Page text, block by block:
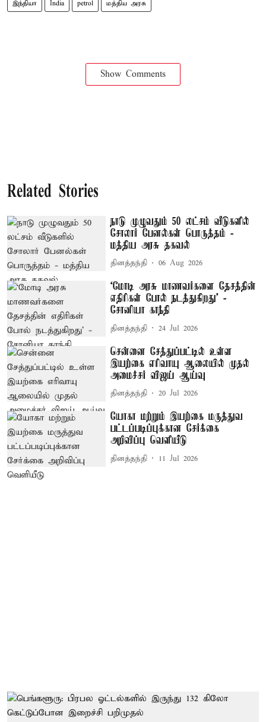
இந்தியா India petrol மத்திய அரசு
Show Comments
Related Stories
நாடு முழுவதும் 50 லட்சம் வீடுகளில்
சோலார் பேனல்கள் பொருத்தம் -
மத்திய அரசு தகவல்
தினத்தந்தி 06 Aug 2026
‘மோடி அரசு மாணவர்களை தேசத்தின்
எதிரிகள் போல் நடத்துகிறது’ -
சோனியா காந்தி
தினத்தந்தி 24 Jul 2026
சென்னை சேத்துப்பட்டில் உள்ள
இயற்கை எரிவாயு ஆலையில் முதல்
அமைச்சர் விஜய் ஆய்வு
தினத்தந்தி 20 Jul 2026
யோகா மற்றும் இயற்கை மருத்துவ
பட்டப்படிப்புக்கான சேர்க்கை
அறிவிப்பு வெளியீடு
தினத்தந்தி 11 Jul 2026